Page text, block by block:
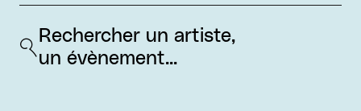
Rechercher un artiste,
un évènement...